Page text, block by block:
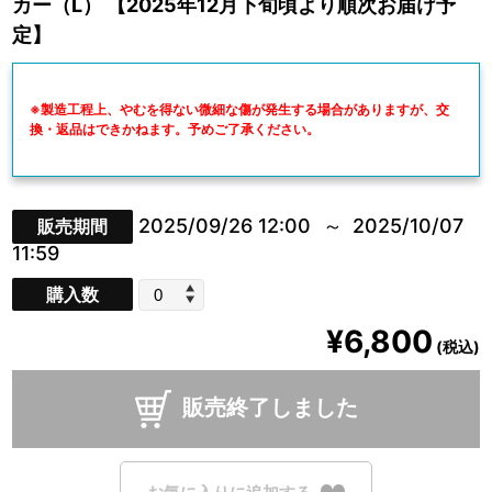
カー（L） 【2025年12月下旬頃より順次お届け予
定】
※製造工程上、やむを得ない微細な傷が発生する場合がありますが、交
換・返品はできかねます。予めご了承ください。
販売期間 2025/09/26 12:00
2025/10/07
11:59
購入数
¥6,800 (税込)
販売終了しました